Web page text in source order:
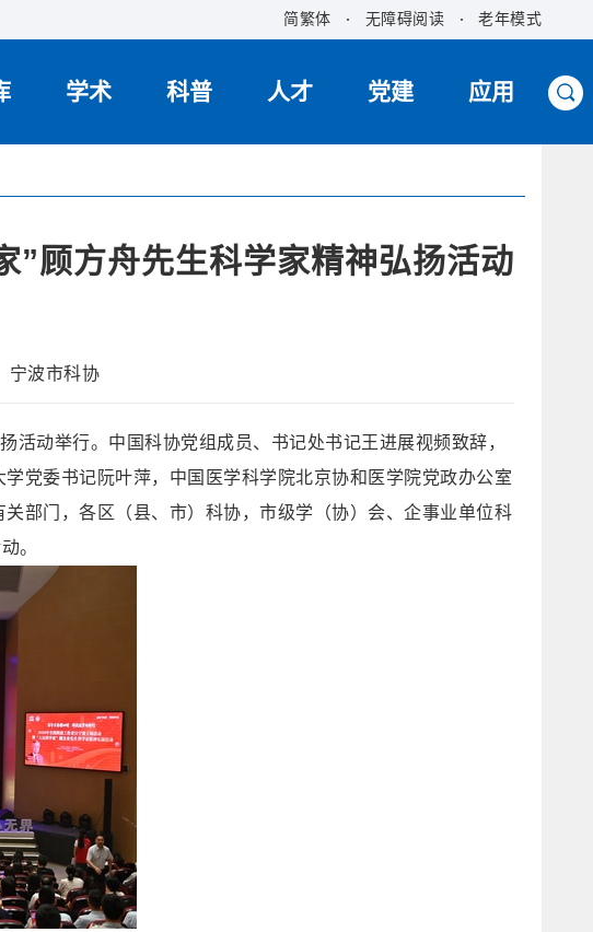
简繁体 无障碍阅读 老年模式
学术 科普 人才 党建 应用
”顾方舟先生科学家精神弘扬活动
宁波市科协
动举行。中国科协党组成员、书记处书记王进展视频致辞，
党委书记阮叶萍，中国医学科学院北京协和医学院党政办公室
部门，各区（县、市）科协，市级学（协）会、企事业单位科
。